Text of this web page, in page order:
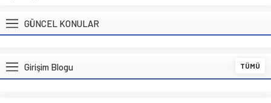
GÜNCEL KONULAR
Girişim Blogu TÜMÜ